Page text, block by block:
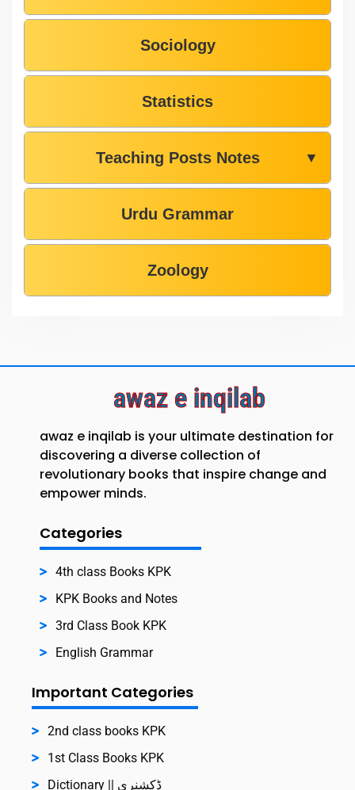
Sociology
Statistics
Teaching Posts Notes ▼
Urdu Grammar
Zoology
awaz e inqilab
awaz e inqilab is your ultimate destination for
discovering a diverse collection of
revolutionary books that inspire change and
empower minds.
Categories
4th class Books KPK
KPK Books and Notes
3rd Class Book KPK
English Grammar
Important Categories
2nd class books KPK
1st Class Books KPK
Dictionary || ڈکشنری